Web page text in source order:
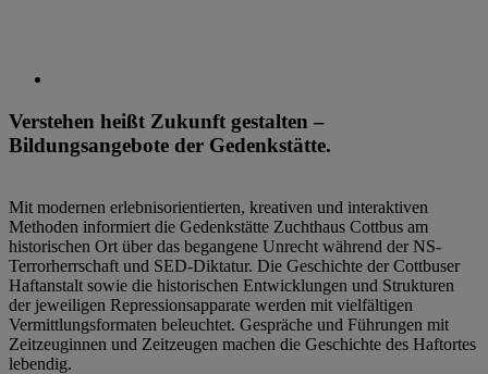
Verstehen heißt Zukunft gestalten –
Bildungsangebote der Gedenkstätte.
Mit modernen erlebnisorientierten, kreativen und interaktiven
Methoden informiert die Gedenkstätte Zuchthaus Cottbus am
historischen Ort über das begangene Unrecht während der NS-
Terrorherrschaft und SED-Diktatur. Die Geschichte der Cottbuser
Haftanstalt sowie die historischen Entwicklungen und Strukturen
der jeweiligen Repressionsapparate werden mit vielfältigen
Vermittlungsformaten beleuchtet. Gespräche und Führungen mit
Zeitzeuginnen und Zeitzeugen machen die Geschichte des Haftortes
lebendig.